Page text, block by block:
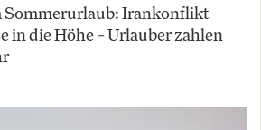
Sommerurlaub: Irankonflikt
in die Höhe – Urlauber zahlen